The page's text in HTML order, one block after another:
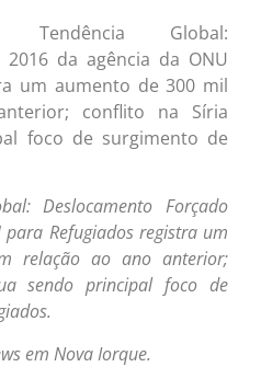
Global:
2016 da agência da ONU
um aumento de 300 mil
conflito na Síria
foco de surgimento de
Deslocamento Forçado
Refugiados registra um
relação ao ano anterior;
sendo principal foco de
em Nova Iorque.